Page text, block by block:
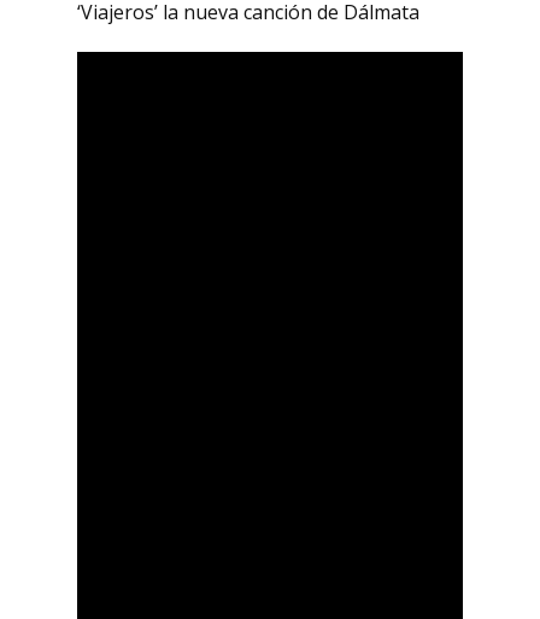
‘Viajeros’ la nueva canción de Dálmata